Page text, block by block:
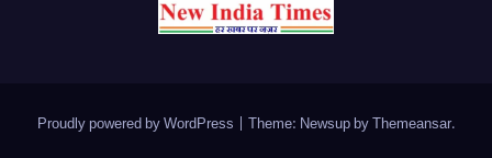
Proudly powered by WordPress Theme: Newsup byThemeansar.